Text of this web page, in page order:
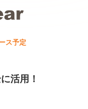
ス予定
活用！